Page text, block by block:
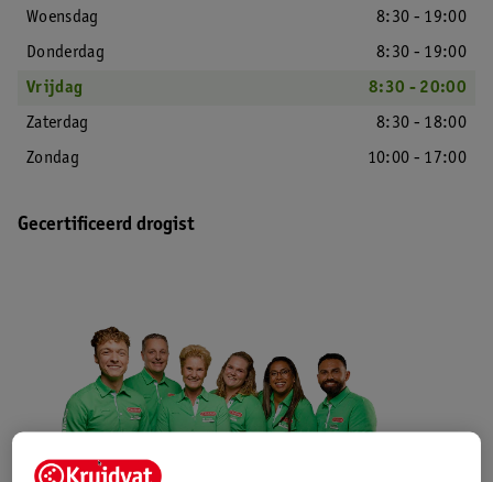
Woensdag
8:30 - 19:00
Donderdag
8:30 - 19:00
Vrijdag
8:30 - 20:00
Zaterdag
8:30 - 18:00
Zondag
10:00 - 17:00
Gecertificeerd drogist